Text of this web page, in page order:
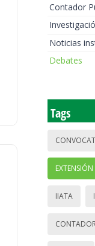
Contador
Noticias
Debates
Tags
EXTENSIÓN
IIATA